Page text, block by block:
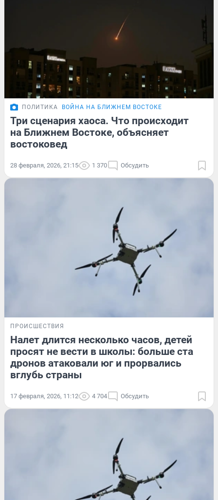
ПОЛИТИКА ВОЙНА НА БЛИЖНЕМ ВОСТОКЕ
Три сценария хаоса. Что происходит
на Ближнем Востоке, объясняет
востоковед
28 февраля, 2026, 21:15 1 370 Обсудить
ПРОИСШЕСТВИЯ
Налет длится несколько часов, детей
просят не вести в школы: больше ста
дронов атаковали юг и прорвались
вглубь страны
17 февраля, 2026, 11:12 4 704 Обсудить